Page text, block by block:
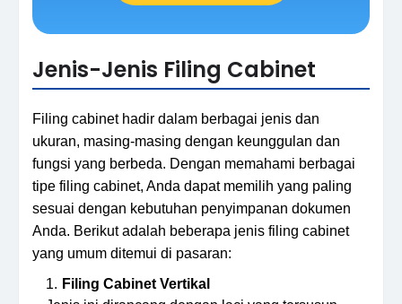
Jenis-Jenis Filing Cabinet
Filing cabinet hadir dalam berbagai jenis dan
ukuran, masing-masing dengan keunggulan dan
fungsi yang berbeda. Dengan memahami berbagai
tipe filing cabinet, Anda dapat memilih yang paling
sesuai dengan kebutuhan penyimpanan dokumen
Anda. Berikut adalah beberapa jenis filing cabinet
yang umum ditemui di pasaran:
Filing Cabinet Vertikal